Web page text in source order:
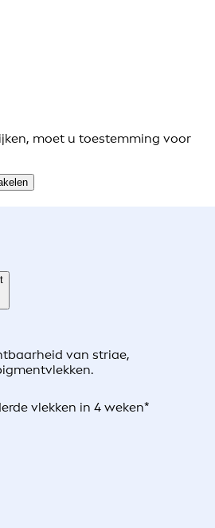
moet u toestemming voor
van striae,
vlekken in 4 weken*